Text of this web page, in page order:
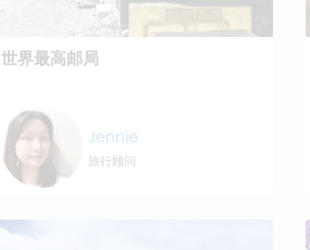
世界最高邮局
Jennie
旅行顾问